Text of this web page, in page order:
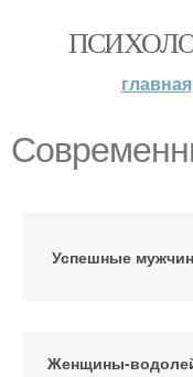
главная
Успешные
Женщины-